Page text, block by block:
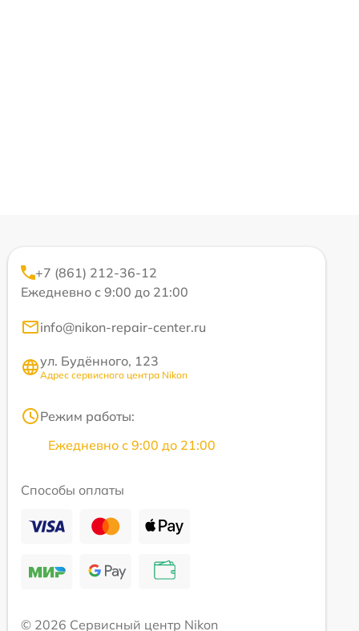
+7 (861) 212-36-12
Ежедневно с 9:00 до 21:00
info@nikon-repair-center.ru
ул. Будённого, 123
Адрес сервисного центра Nikon
Режим работы:
Ежедневно с 9:00 до 21:00
Способы оплаты
© 2026 Сервисный центр Nikon